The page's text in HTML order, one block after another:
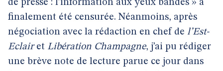
de presse : l’information aux yeux bandés » a
finalement été censurée. Néanmoins, après
négociation avec la rédaction en chef de l’Est-
Eclairet Libération Champagne, j’ai pu rédiger
une brève note de lecture parue ce jour dans